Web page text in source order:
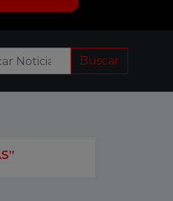
Buscar
Y GIRÓ A LA